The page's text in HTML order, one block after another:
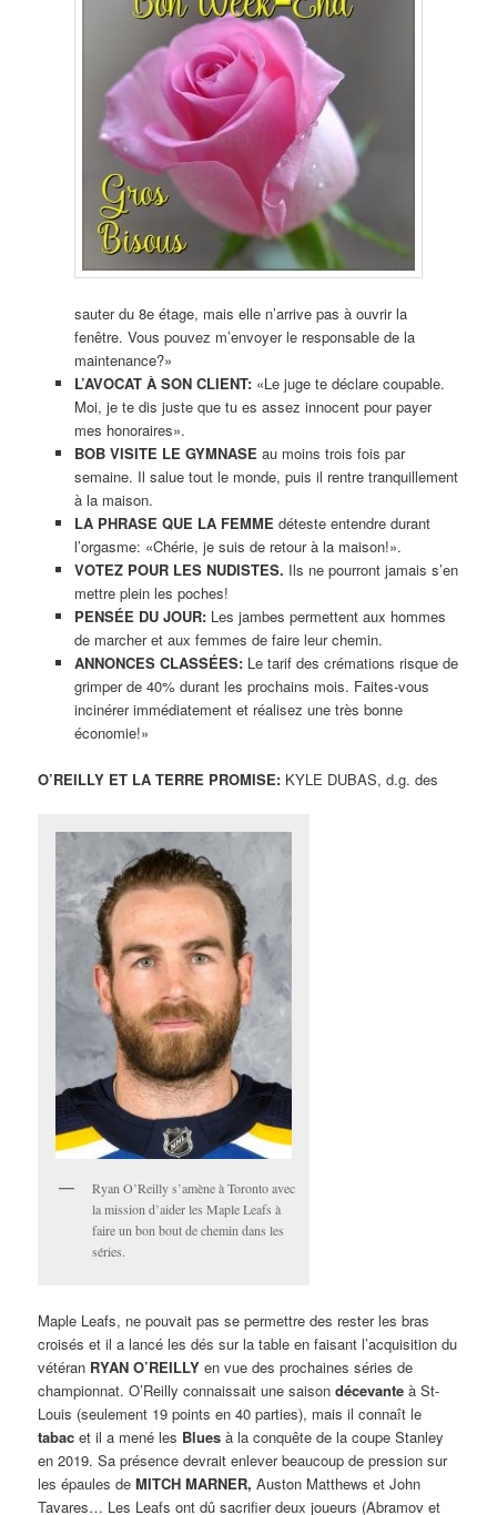
sauter du 8e étage, mais elle n’arrive pas à ouvrir la
fenêtre. Vous pouvez m’envoyer le responsable de la
maintenance?»
L’AVOCAT À SON CLIENT: «Le juge te déclare coupable.
Moi, je te dis juste que tu es assez innocent pour payer
mes honoraires».
BOB VISITE LE GYMNASE au moins trois fois par
semaine. Il salue tout le monde, puis il rentre tranquillement
à la maison.
LA PHRASE QUE LA FEMME déteste entendre durant
l’orgasme: «Chérie, je suis de retour à la maison!».
VOTEZ POUR LES NUDISTES. Ils ne pourront jamais s’en
mettre plein les poches!
PENSÉE DU JOUR: Les jambes permettent aux hommes
de marcher et aux femmes de faire leur chemin.
ANNONCES CLASSÉES: Le tarif des crémations risque de
grimper de 40% durant les prochains mois. Faites-vous
incinérer immédiatement et réalisez une très bonne
économie!»
O’REILLY ET LA TERRE PROMISE: KYLE DUBAS, d.g. des
Ryan O’Reilly s’amène à Toronto avec
la mission d’aider les Maple Leafs à
faire un bon bout de chemin dans les
séries.
Maple Leafs, ne pouvait pas se permettre des rester les bras
croisés et il a lancé les dés sur la table en faisant l’acquisition du
vétéran RYAN O’REILLY en vue des prochaines séries de
championnat. O’Reilly connaissait une saisondécevante à St-
Louis (seulement 19 points en 40 parties), mais il connaît le
tabac et il a mené les Blues à la conquête de la coupe Stanley
en 2019. Sa présence devrait enlever beaucoup de pression sur
les épaules deMITCH MARNER, Auston Matthews et John
Tavares… Les Leafs ont dû sacrifier deux joueurs (Abramov et